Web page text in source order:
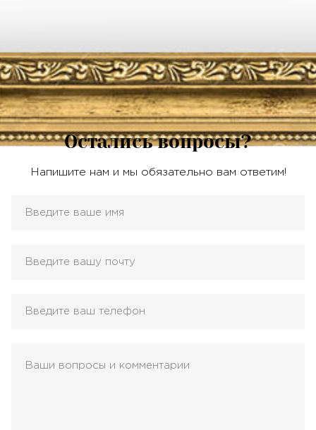
Остались вопросы?
Напишите нам и мы обязательно вам ответим!